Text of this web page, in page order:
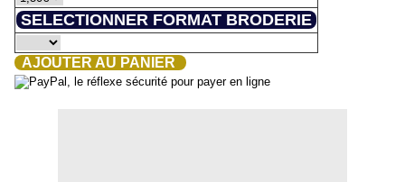
SELECTIONNER FORMAT BRODERIE
AJOUTER AU PANIER